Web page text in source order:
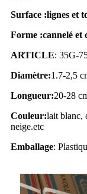
Surface :lignes et
Forme :cannelé et
ARTICLE: 35G-
Diamètre:1.7-2,5
Longueur:20-28
Couleur:lait blanc,
neige.etc
Emballage: